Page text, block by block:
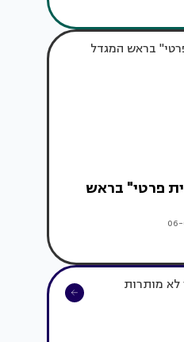
ה-18: "בית פרטי" בראש